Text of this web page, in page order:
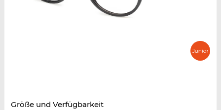
Größe und Verfügbarkeit